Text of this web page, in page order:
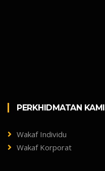
PERKHIDMATAN KAMI
Wakaf Individu
Wakaf Korporat